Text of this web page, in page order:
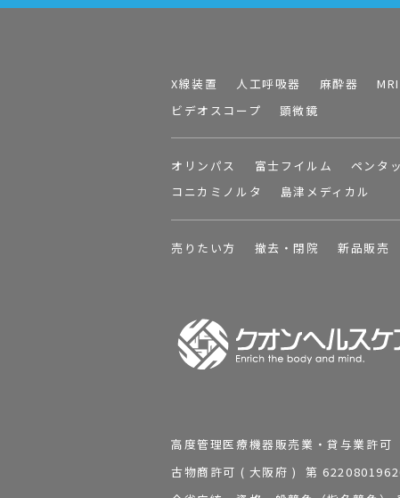
X線装置 人工呼吸器 麻酔器 MRI
ビデオスコープ
顕微鏡
オリンパス 富士フイルム ペンタ
コニカミノルタ
島津メディカル
売りたい方 撤去・閉院 新品販売
高度管理医療機器販売業・貸与業許
古物商許可 ( 大阪府 ) 第